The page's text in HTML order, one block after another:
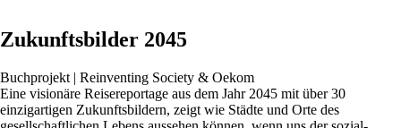
Zukunftsbilder 2045
Buchprojekt | Reinventing Society & Oekom
Eine visionäre Reisereportage aus dem Jahr 2045 mit über 30
einzigartigen Zukunftsbildern, zeigt wie Städte und Orte des